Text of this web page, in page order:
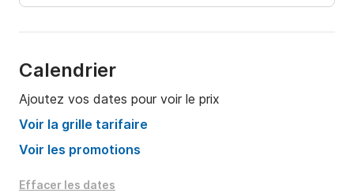
détente, offrez-vous des balades paisibles et des
baignades revigorantes au milieu du lac.
Veuillez noter qu'un permis de navigation est impératif
ainsi une expérience sûre et plaisante pour vous et
vos compagnons d'aventure.
N'hésitez pas à me contacter via la messagerie
Scansail pour plus d'informations.
Calendrier
Ajoutez vos dates pour voir le prix
Voir la grille tarifaire
Voir les promotions
Effacer les dates